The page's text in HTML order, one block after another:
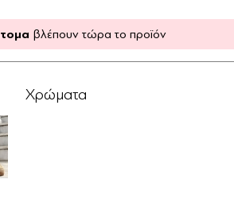
βλέπουν τώρα το προϊόν
Χρώματα